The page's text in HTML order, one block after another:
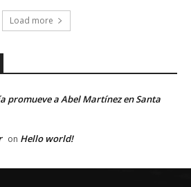
Load more
promueve a Abel Martínez en Santa
on Hello world!